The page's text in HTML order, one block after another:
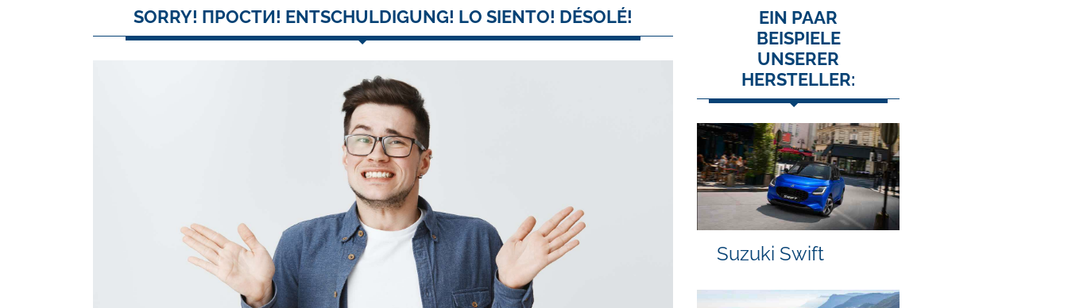
SORRY! ПРОСТИ! ENTSCHULDIGUNG! LO SIENTO! DÉSOLÉ!
EIN PAAR
BEISPIELE
UNSERER
HERSTELLER:
Suzuki Swift